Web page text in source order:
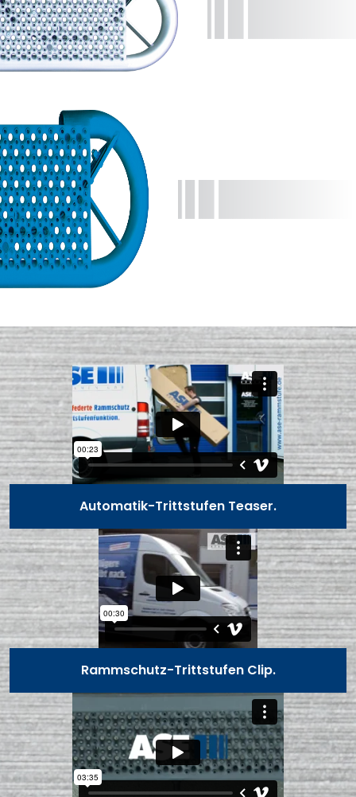
Automatik-Trittstufen Teaser.
Rammschutz-Trittstufen Clip.